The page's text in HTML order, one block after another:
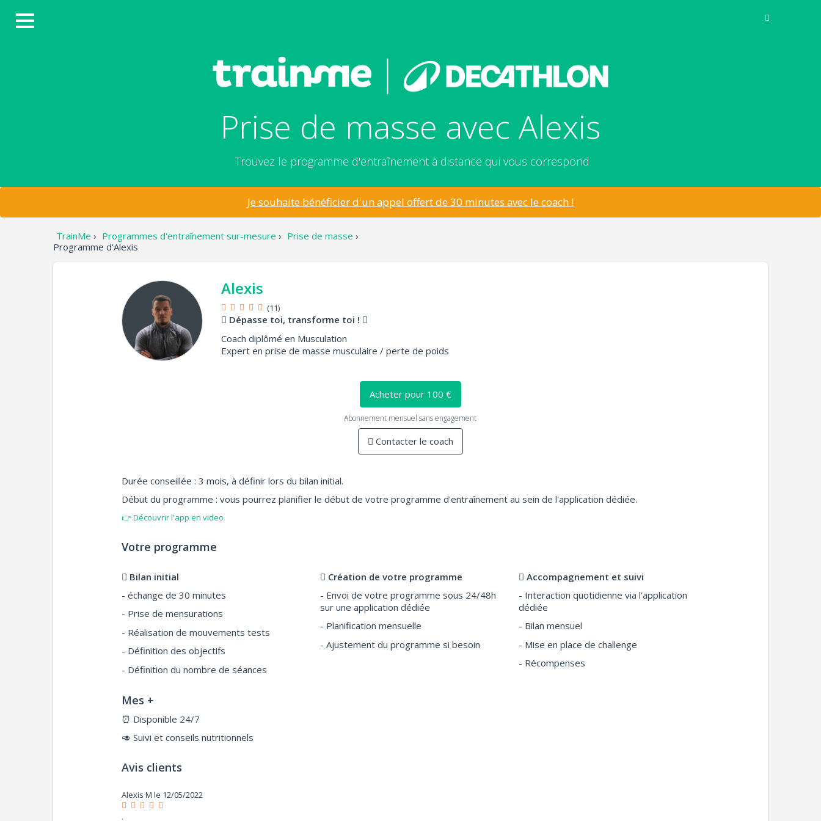
Prise de masse avec Alexis
Trouvez le programme d'entraînement à distance qui vous correspond
Je souhaite bénéficier d'un appel offert de 30 minutes avec le coach !
TrainMe › Programmes d'entraînement sur-mesure › Prise de masse ›
Programme d'Alexis
Alexis
(11)
Dépasse toi, transforme toi !
Coach diplômé en Musculation
Expert en prise de masse musculaire / perte de poids
Acheter pour 100 €
Abonnement mensuel sans engagement
Contacter le coach
Durée conseillée : 3 mois, à définir lors du bilan initial.
Début du programme : vous pourrez planifier le début de votre programme d'entraînement au sein de l'application dédiée.
👉 Découvrir l'app en video
Votre programme
Bilan initial
- échange de 30 minutes
- Prise de mensurations
- Réalisation de mouvements tests
- Définition des objectifs
- Définition du nombre de séances
Création de votre programme
- Envoi de votre programme sous 24/48h
sur une application dédiée
- Planification mensuelle
- Ajustement du programme si besoin
Accompagnement et suivi
- Interaction quotidienne via l’application
dédiée
- Bilan mensuel
- Mise en place de challenge
- Récompenses
Mes +
⏰ Disponible 24/7
🥑Suivi et conseils nutritionnels
Avis clients
Alexis M le 12/05/2022
.